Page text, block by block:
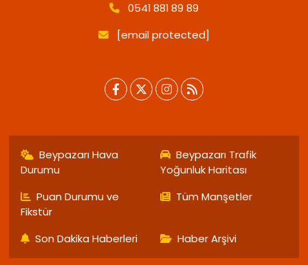
0541 881 89 89
[email protected]
Beypazarı Hava
Durumu
Beypazarı Trafik
Yoğunluk Haritası
Puan Durumu ve
Fikstür
Tüm Manşetler
Son Dakika Haberleri Haber Arşivi